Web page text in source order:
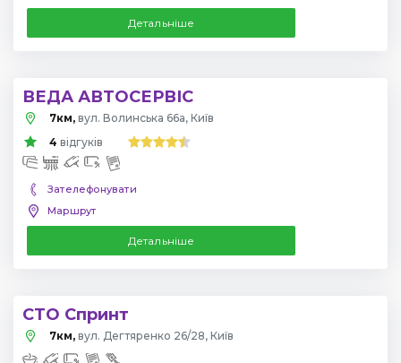
Детальніше
ВЕДА АВТОСЕРВІС
7км, вул. Волинська 66а, Київ
4 відгуків
Зателефонувати
Маршрут
Детальніше
СТО Спринт
7км, вул. Дегтяренко 26/28, Київ